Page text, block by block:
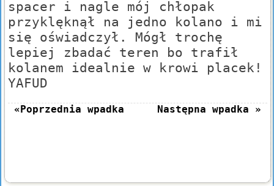
spacer i nagle mój chłopak
przyklęknął na jedno kolano i mi
się oświadczył. Mógł trochę
lepiej zbadać teren bo trafił
kolanem idealnie w krowi placek!
YAFUD
«Poprzednia wpadka Następna wpadka »